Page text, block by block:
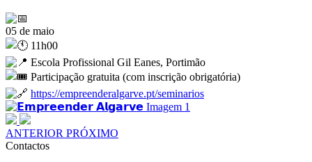
05 de maio
11h00
Escola Profissional Gil Eanes, Portimão
Participação gratuita (com inscrição obrigatória)
https://empreenderalgarve.pt/seminarios
ANTERIOR PRÓXIMO
Contactos